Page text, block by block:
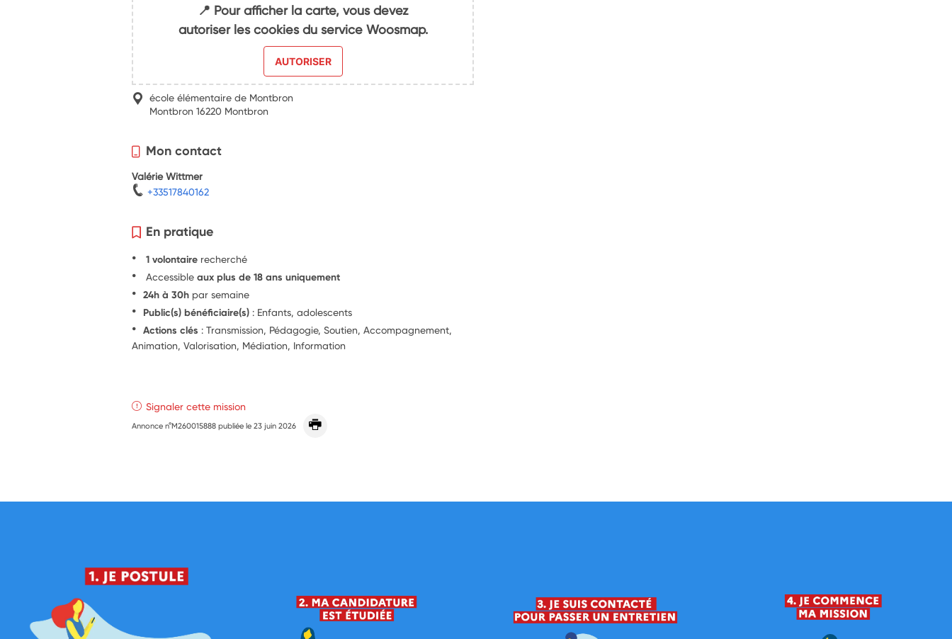
📍 Pour afficher la carte, vous devez
autoriser les cookies du service Woosmap.
AUTORISER
école élémentaire de Montbron
Montbron 16220 Montbron
Mon contact
Valérie Wittmer
+33517840162
En pratique
1 volontaire recherché
Accessibleaux plus de 18 ans uniquement
24h à 30h par semaine
Public(s) bénéficiaire(s) : Enfants, adolescents
Actions clés : Transmission, Pédagogie, Soutien, Accompagnement,
Animation, Valorisation, Médiation, Information
Signaler cette mission
Annonce n°M260015888 publiée le23 juin 2026